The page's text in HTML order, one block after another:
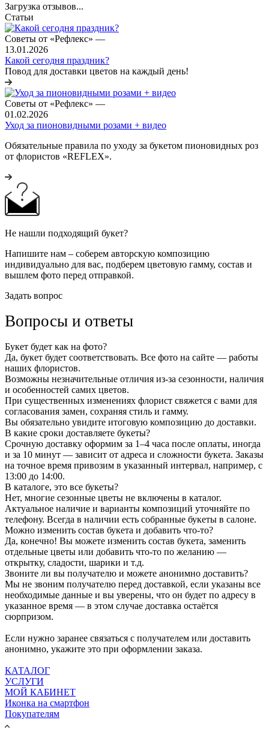
Загрузка отзывов...
Статьи
Советы от «Рефлекс» —
13.01.2026
Какой сегодня праздник?
Повод для доставки цветов на каждый день!
Советы от «Рефлекс» —
01.02.2026
Уход за пионовидными розами + видео
Обязательные правила по уходу за букетом пионовидных роз
от флористов «REFLEX».
Не нашли подходящий букет?
Напишите нам – соберем авторскую композицию
индивидуально для вас, подберем цветовую гамму, состав и
вышлем фото перед отправкой.
Задать вопрос
Вопросы и ответы
Букет будет как на фото?
Да, букет будет соответствовать. Все фото на сайте — работы
наших флористов.
Возможны незначительные отличия из-за сезонности, наличия
и особенностей самих цветов.
При существенных изменениях флорист свяжется с вами для
согласования замен, сохраняя стиль и гамму.
Вы обязательно увидите итоговую композицию до доставки.
В какие сроки доставляете букеты?
Срочную доставку оформим за 1–4 часа после оплаты, иногда
и за 10 минут — зависит от адреса и сложности букета. Заказы
на точное время привозим в указанный интервал, например, с
13:00 до 14:00.
В каталоге, это все букеты?
Нет, многие сезонные цветы не включены в каталог.
Актуальное наличие и варианты композиций уточняйте по
телефону. Всегда в наличии есть собранные букеты в салоне.
Можно изменить состав букета и добавить что-то?
Да, конечно! Вы можете изменить состав букета, заменить
отдельные цветы или добавить что-то по желанию —
открытку, сладости, шарики и т.д.
Звоните ли вы получателю и можете анонимно доставить?
Мы не звоним получателю перед доставкой, если указаны все
необходимые данные и вы уверены, что он будет по адресу в
указанное время — в этом случае доставка остаётся
сюрпризом.
Если нужно заранее связаться с получателем или доставить
анонимно, укажите это при оформлении заказа.
КАТАЛОГ
УСЛУГИ
МОЙ КАБИНЕТ
Иконка на смартфон
Покупателям